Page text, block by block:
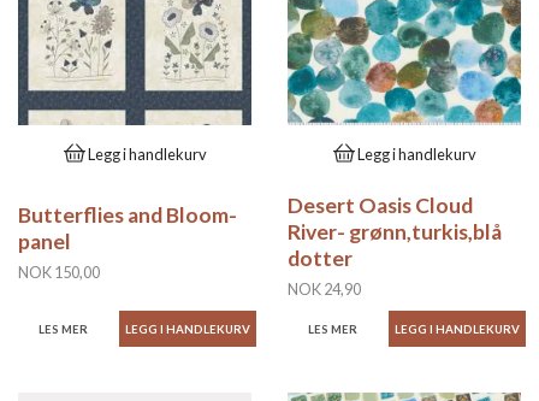
Legg i handlekurv
Butterflies and Bloom-
panel
NOK 150,00
LES MER
Legg i handlekurv
Desert Oasis Cloud
River- grønn,turkis,blå
dotter
NOK 24,90
LES MER